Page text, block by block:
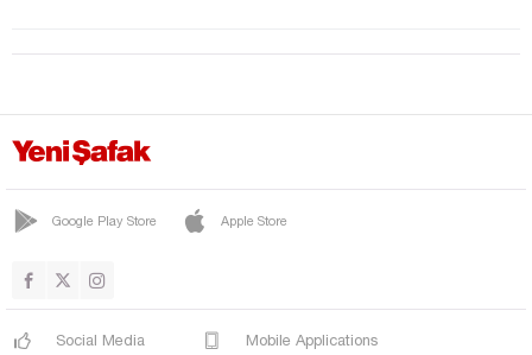
ŞİRAN
TORUL
YEŞİLBÜK
Hatay
Iğdır
Google Play Store Apple Store
Social Media Mobile Applications